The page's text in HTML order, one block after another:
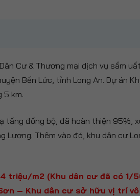
Cư & Thương mại dịch vụ sầm
Bến Lức, tỉnh Long An. Dự án
5 km.
tầng đồng bộ, đã hoàn thiện 95%,
Lương. Thêm vào đó, khu dân cư
triệu/m2 (Khu dân cư đã có
– Khu dân cư sở hữu vị trí